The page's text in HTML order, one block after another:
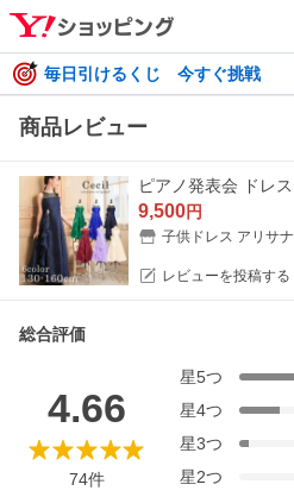
毎日引けるくじ 今すぐ挑戦
商品レビュー
9,500円
子供ドレス アリサナ
レビューを投稿する
総合評価
4.66
74件
星5つ
星4つ
星3つ
星2つ